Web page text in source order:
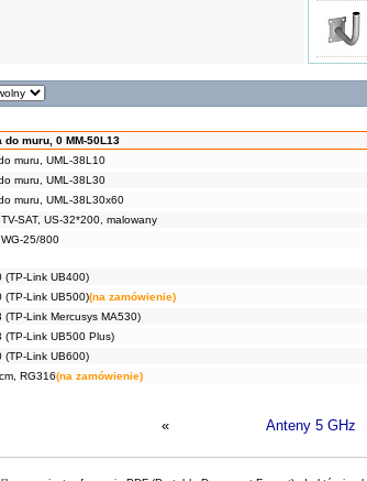
do muru, 0 MM-50L13
muru, UML-38L10
muru, UML-38L30
muru, UML-38L30x60
SAT, US-32*200, malowany
25/800
(TP-Link UB400)
(TP-Link UB500)(na zamówienie)
Link Mercusys MA530)
Link UB500 Plus)
(TP-Link UB600)
RG316(na zamówienie)
« Anteny 5 GHz